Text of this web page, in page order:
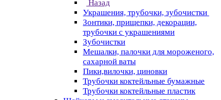
Назад
Украшения, трубочки, зубочистки
Зонтики, прищепки, декорации,
трубочки с украшениями
Зубочистки
Мешалки, палочки для мороженого,
сахарной ваты
Пики,вилочки, циновки
Трубочки коктейльные бумажные
Трубочки коктейльные пластик